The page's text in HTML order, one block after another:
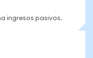
ingresos pasivos.